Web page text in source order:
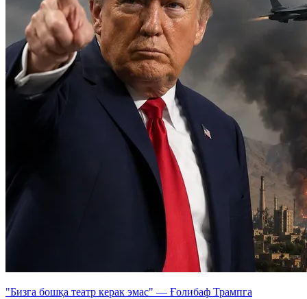
"Бизга бошқа театр керак эмас" — Ғолибаф Трампга